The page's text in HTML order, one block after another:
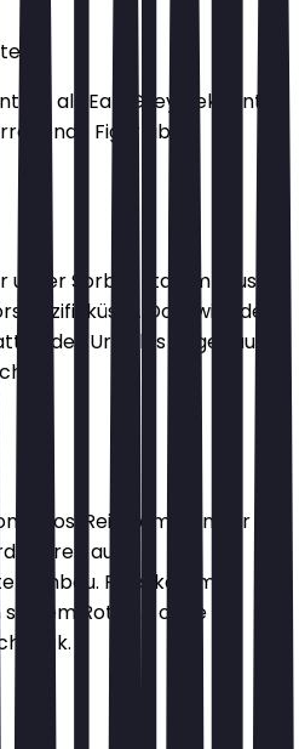
als Earl Grey bekannte
Figur ab.
unser Sorbet stammt aus
Pazifikküste. Dort wird der
des Urwalds angebaut.
Rein kommen nur
aus
Anbau. Raus kommt
sattem Rot und ohne